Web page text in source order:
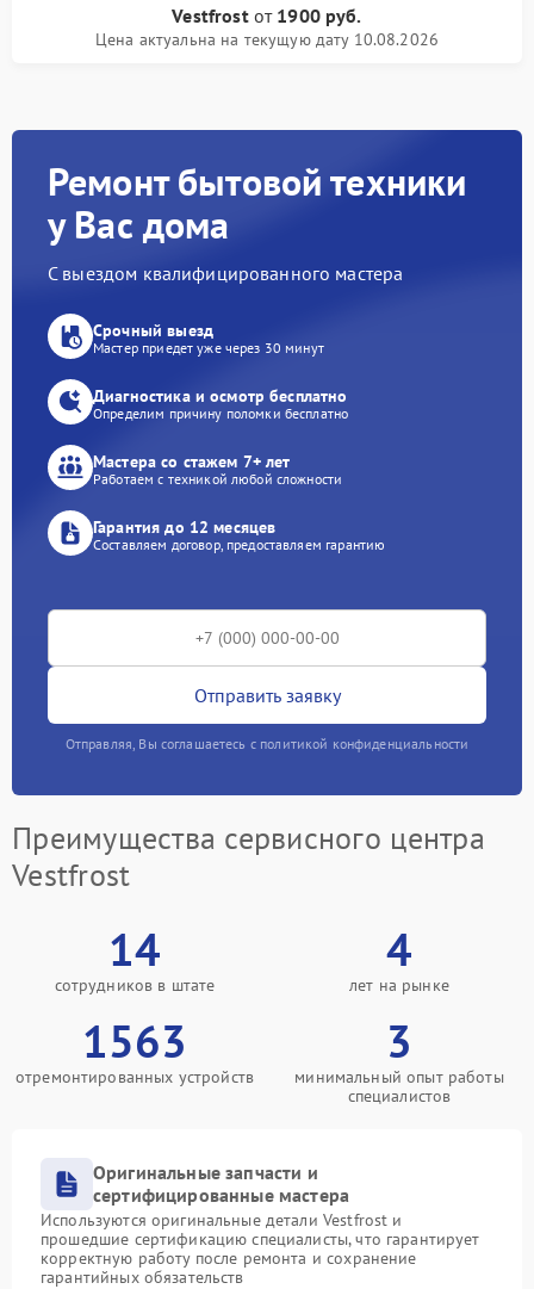
Vestfrostот 1900 руб.
Цена актуальна на текущую дату 10.08.2026
Ремонт бытовой техники
у Вас дома
С выездом квалифицированного мастера
Срочный выезд
Мастер приедет уже через 30 минут
Диагностика и осмотр бесплатно
Определим причину поломки бесплатно
Мастера со стажем 7+ лет
Работаем с техникой любой сложности
Гарантия до 12 месяцев
Составляем договор, предоставляем гарантию
Отправить заявку
Отправляя, Вы соглашаетесь с политикой конфиденциальности
Преимущества сервисного центра
Vestfrost
14
сотрудников в штате
4
лет на рынке
1563
отремонтированных устройств
3
минимальный опыт работы
специалистов
Оригинальные запчасти и
сертифицированные мастера
Используются оригинальные детали Vestfrost и
прошедшие сертификацию специалисты, что гарантирует
корректную работу после ремонта и сохранение
гарантийных обязательств